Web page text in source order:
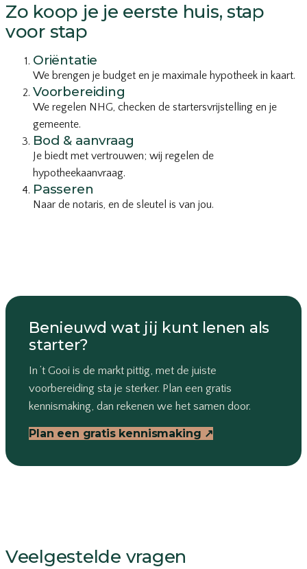
Zo koop je je eerste huis, stap
voor stap
Oriëntatie
We brengen je budget en je maximale hypotheek in kaart.
Voorbereiding
We regelen NHG, checken de startersvrijstelling en je
gemeente.
Bod & aanvraag
Je biedt met vertrouwen; wij regelen de
hypotheekaanvraag.
Passeren
Naar de notaris, en de sleutel is van jou.
Benieuwd wat jij kunt lenen als
starter?
In ’t Gooi is de markt pittig, met de juiste
voorbereiding sta je sterker. Plan een gratis
kennismaking, dan rekenen we het samen door.
Plan een gratis kennismaking ↗
Veelgestelde vragen